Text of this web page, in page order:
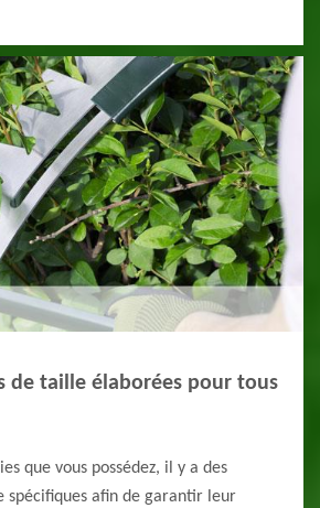
de taille élaborées pour tous
que vous possédez, il y a des
spécifiques afin de garantir leur